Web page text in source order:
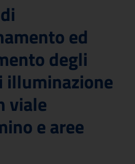
ed
degli
illuminazione
viale
e aree